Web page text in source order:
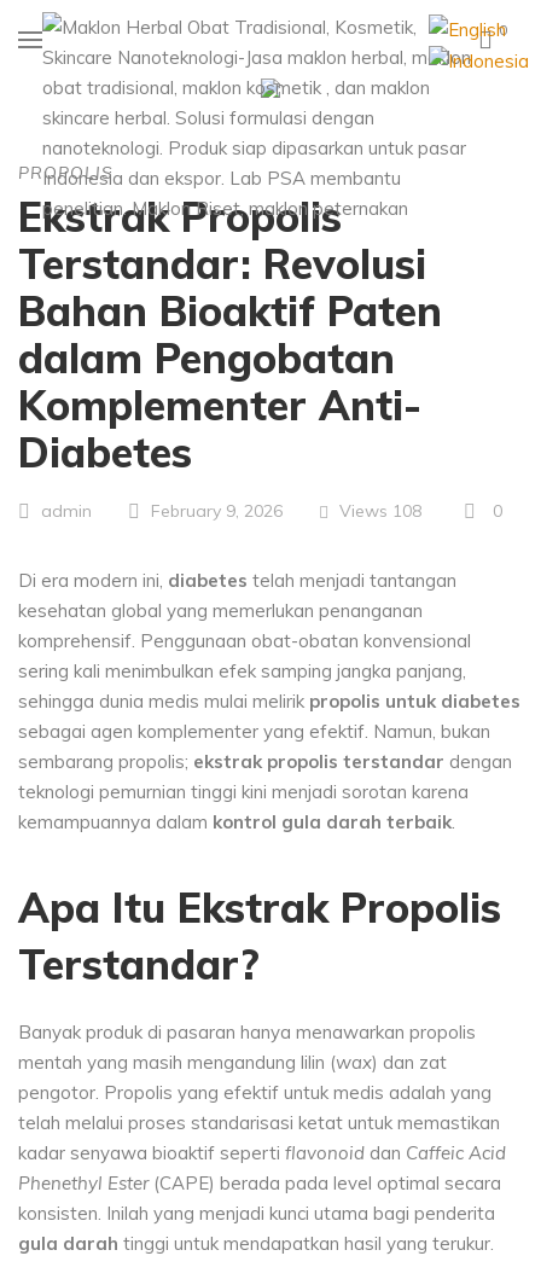
0
PROPOLIS
Ekstrak Propolis
Terstandar: Revolusi
Bahan Bioaktif Paten
dalam Pengobatan
Komplementer Anti-
Diabetes
admin February 9, 2026 Views 108 0
Di era modern ini, diabetes telah menjadi tantangan
kesehatan global yang memerlukan penanganan
komprehensif. Penggunaan obat-obatan konvensional
sering kali menimbulkan efek samping jangka panjang,
sehingga dunia medis mulai melirik propolis untuk diabetes
sebagai agen komplementer yang efektif. Namun, bukan
sembarang propolis; ekstrak propolis terstandar dengan
teknologi pemurnian tinggi kini menjadi sorotan karena
kemampuannya dalam kontrol gula darah terbaik.
Apa Itu Ekstrak Propolis
Terstandar?
Banyak produk di pasaran hanya menawarkan propolis
mentah yang masih mengandung lilin (wax) dan zat
pengotor. Propolis yang efektif untuk medis adalah yang
telah melalui proses standarisasi ketat untuk memastikan
kadar senyawa bioaktif seperti flavonoid dan Caffeic Acid
Phenethyl Ester(CAPE) berada pada level optimal secara
konsisten. Inilah yang menjadi kunci utama bagi penderita
gula darah tinggi untuk mendapatkan hasil yang terukur.